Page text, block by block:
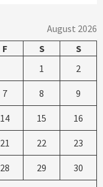
August 2026
F S
S
1
2
7 8 9
14 15 16
21 22 23
28 29 30